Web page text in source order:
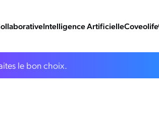
Intelligence ArtificielleCoveolife
le bon choix.